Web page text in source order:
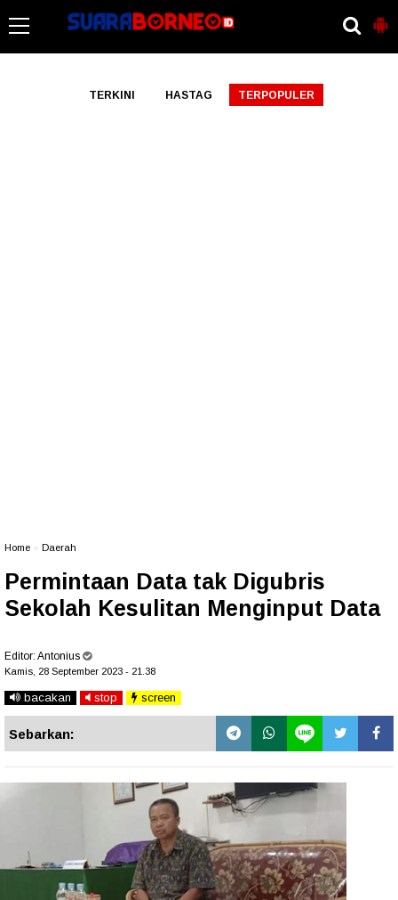
TERKINI HASTAG TERPOPULER
Home Daerah
Permintaan Data tak Digubris
Sekolah Kesulitan Menginput Data
Editor: Antonius
Kamis, 28 September 2023 - 21.38
bacakan stop screen
Sebarkan: